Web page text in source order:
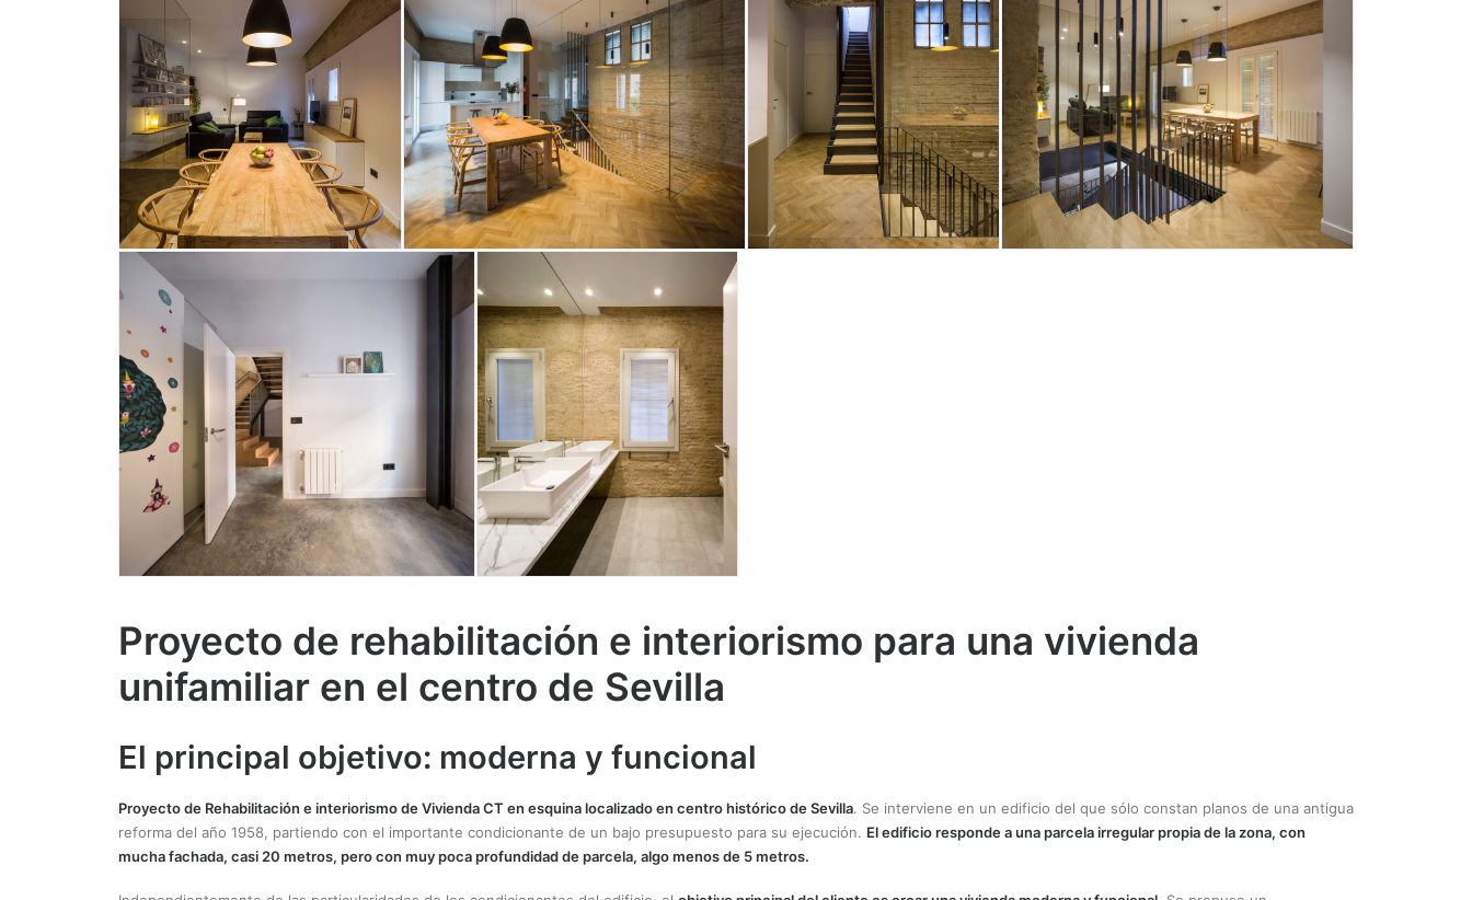
Proyecto de rehabilitación e interiorismo para una vivienda
unifamiliar en el centro de Sevilla
El principal objetivo: moderna y funcional
Proyecto de Rehabilitación e interiorismo de Vivienda CT en esquina localizado en centro histórico de Sevilla. Se interviene en un edificio del que sólo constan planos de una antigua
reforma del año 1958, partiendo con el importante condicionante de un bajo presupuesto para su ejecución. El edificio responde a una parcela irregular propia de la zona, con
mucha fachada, casi 20 metros, pero con muy poca profundidad de parcela, algo menos de 5 metros.